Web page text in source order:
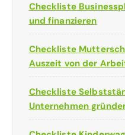
Checkliste
und finanzieren
Checkliste
Auszeit von der
Checkliste
Unternehmen